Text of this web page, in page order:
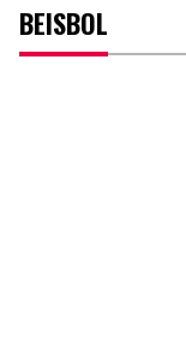
BEISBOL